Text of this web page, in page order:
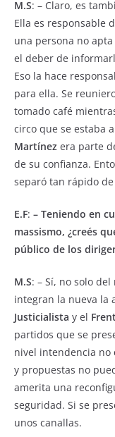
M.S: – Claro, es
Ella es responsable
una persona no
el deber de
Eso la hace
para ella. Se
tomado café
circo que se estaba
Martínez era parte
de su confianza.
separó tan rápido
E.F: – Teniendo en
massismo, ¿creés
público de los
M.S: – Sí, no solo
integran la nueva la
Justicialista y el
partidos que se
nivel intendencia no
y propuestas no
amerita una
seguridad. Si se
unos canallas.